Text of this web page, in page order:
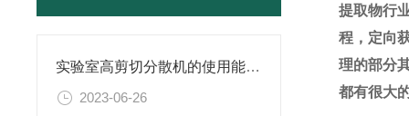
实验室高剪切分散机的使用能为我们带来哪些好处？
2023-06-26
提取物行
程，定向
理的部分
都有很大